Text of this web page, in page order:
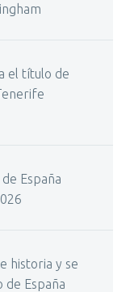
el título de
España
historia y se
de España